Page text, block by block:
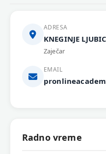
ADRESA
KNEGINJE
Zaječar
EMAIL
Radno vreme